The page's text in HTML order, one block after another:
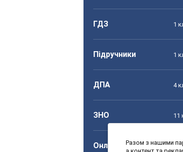
ГДЗ 1
Підручники 1
ДПА 4
ЗНО 11
Онлайн уроки 1
Разом з нашими